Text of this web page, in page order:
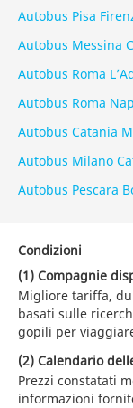
Autobus Pisa
Autobus Messina
Autobus Roma
Autobus Roma
Autobus Catania
Autobus Milano
Autobus Pescara
Condizioni
(1) Compagnie
Migliore tariffa,
basati sulle
gopili per
(2) Calendario
Prezzi constatati
informazioni